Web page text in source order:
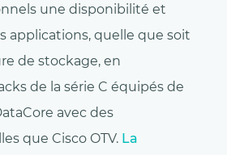
une disponibilité et
applications, quelle que soit
de stockage, en
de la série C équipés de
avec des
que Cisco OTV. La